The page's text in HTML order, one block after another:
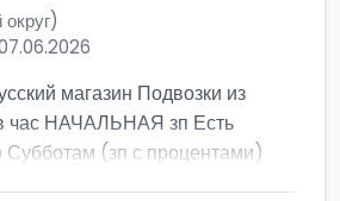
магазин Подвозки из
час НАЧАЛЬНАЯ зп Есть
(зп с процентами)